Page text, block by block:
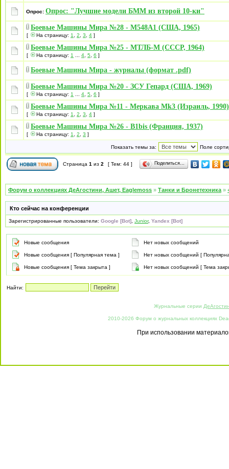
Опрос: Опрос: "Лучшие модели БММ из второй 10-ки"
Боевые Машины Мира №28 - М548А1 (США, 1965)
[ На страницу: 1 2 3 4 ]
Боевые Машины Мира №25 - МТЛБ-М (СССР, 1964)
[ На страницу: 1 4 5 6 ]
Боевые Машины Мира - журналы (формат .pdf)
Боевые Машины Мира №20 - ЗСУ Гепард (США, 1969)
[ На страницу: 1 4 5 6 ]
Боевые Машины Мира №11 - Меркава Mk3 (Израиль, 1990)
[ На страницу: 1 2 3 4 ]
Боевые Машины Мира №26 - B1bis (Франция, 1937)
[ На страницу: 1 2 3 ]
Показать темы за: Поле
Страница 1 из 2 [ Тем: 44 ] Поделиться…
Форум о коллекциях ДеАгостини, Ашет, Eaglemoss » Танки и Бронетехника »
Кто сейчас на конференции
Зарегистрированные пользователи: Google [Bot] Junior, Yandex [Bot]
Новые сообщения Нет новых сообщений
Новые сообщения [ Популярная тема ] Нет новых сообщений [
Новые сообщения [ Тема закрыта ] Нет новых сообщений [ Тема
Найти:
Журнальные серии
2010-2026 Форум о журнальных коллекциях
При использовании